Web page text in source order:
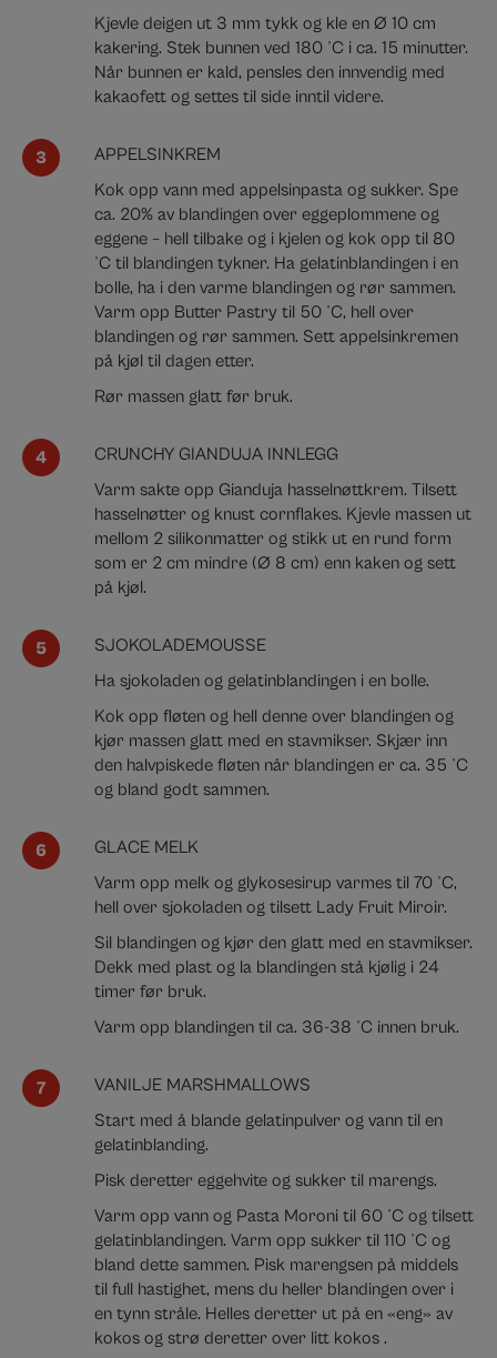
Kjevle deigen ut 3 mm tykk og kle en Ø 10 cm
kakering. Stek bunnen ved 180 °C i ca. 15 minutter.
Når bunnen er kald, pensles den innvendig med
kakaofett og settes til side inntil videre.
APPELSINKREM
Kok opp vann med appelsinpasta og sukker. Spe
ca. 20% av blandingen over eggeplommene og
eggene – hell tilbake og i kjelen og kok opp til 80
°C til blandingen tykner. Ha gelatinblandingen i en
bolle, ha i den varme blandingen og rør sammen.
Varm opp Butter Pastry til 50 °C, hell over
blandingen og rør sammen. Sett appelsinkremen
på kjøl til dagen etter.
Rør massen glatt før bruk.
CRUNCHY GIANDUJA INNLEGG
Varm sakte opp Gianduja hasselnøttkrem. Tilsett
hasselnøtter og knust cornflakes. Kjevle massen ut
mellom 2 silikonmatter og stikk ut en rund form
som er 2 cm mindre (Ø 8 cm) enn kaken og sett
på kjøl.
SJOKOLADEMOUSSE
Ha sjokoladen og gelatinblandingen i en bolle.
Kok opp fløten og hell denne over blandingen og
kjør massen glatt med en stavmikser. Skjær inn
den halvpiskede fløten når blandingen er ca. 35 °C
og bland godt sammen.
GLACE MELK
Varm opp melk og glykosesirup varmes til 70 °C,
hell over sjokoladen og tilsett Lady Fruit Miroir.
Sil blandingen og kjør den glatt med en stavmikser.
Dekk med plast og la blandingen stå kjølig i 24
timer før bruk.
Varm opp blandingen til ca. 36-38 °C innen bruk.
VANILJE MARSHMALLOWS
Start med å blande gelatinpulver og vann til en
gelatinblanding.
Pisk deretter eggehvite og sukker til marengs.
Varm opp vann og Pasta Moroni til 60 °C og tilsett
gelatinblandingen. Varm opp sukker til 110 °C og
bland dette sammen. Pisk marengsen på middels
til full hastighet, mens du heller blandingen over i
en tynn stråle. Helles deretter ut på en «eng» av
kokos og strø deretter over litt kokos .